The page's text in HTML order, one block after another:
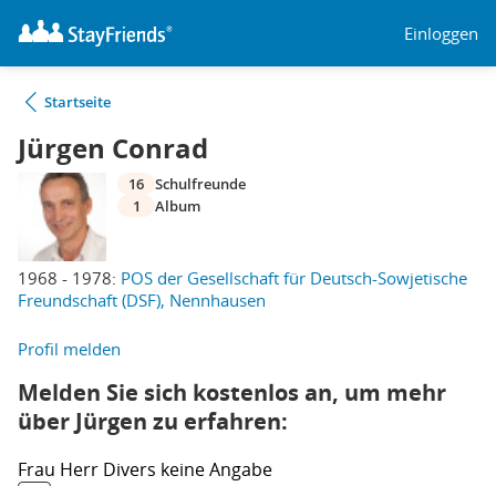
Einloggen
Startseite
Jürgen Conrad
1968 - 1978: POS der Gesellschaft für Deutsch-Sowjetische
Freundschaft (DSF), Nennhausen
16 Schulfreunde
1
Album
Profil melden
Melden Sie sich kostenlos an, um mehr
über Jürgen zu erfahren:
Frau Herr Divers keine Angabe